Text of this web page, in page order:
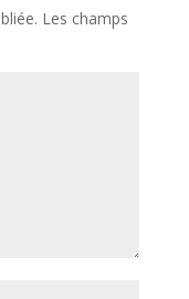
Les champs